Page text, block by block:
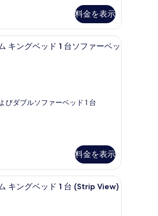
料金を表示
高級寝具、ミニバー、セーフティボックス (
キングベッド 1 台ソファーベッ
びダブルソファーベッド 1 台
料金を表示
キングベッド 1 台 (Strip View)